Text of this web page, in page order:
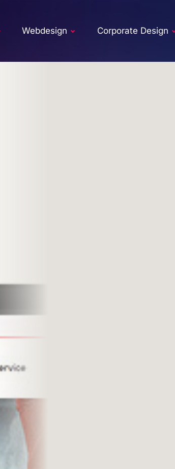
Webdesign Corporate Design